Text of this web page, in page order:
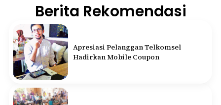
Berita Rekomendasi
Apresiasi Pelanggan Telkomsel
Hadirkan Mobile Coupon